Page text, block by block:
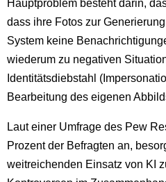
Hauptproblem besteht darin,
dass ihre Fotos zur
System keine
wiederum zu negativen
Identitätsdiebstahl
Bearbeitung des eigenen
Laut einer Umfrage des Pew
Prozent der Befragten an,
weitreichenden Einsatz von KI